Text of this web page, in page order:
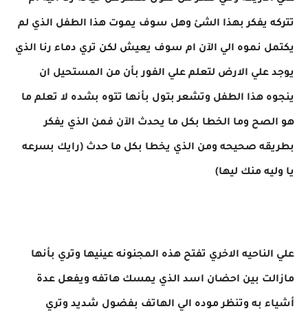
تتركه يفكر بهذا الشئ وهل سوف يموت هذا الطفل الذي لم
يكتمل نموه الي الآن ام سوف يعيش لكن تري دماء رنا الذي
يوجد علي الارض لتعلم علي الفور بأن من المستحيل ان
ينجوه هذا الطفل وتشعر بتول بأنها تتوه بشده لا تعلم ما
هو الصح وما الخطا بكل ما يحدث الآن فمن الذي يفكر
بطريقه صحيحه ومن الذي يخطا بكل ما حدث (رايك بسرعه
يا وليه منك ليها)
علي الناحيه الاخري تفتح هذه المجنونه عينيها وتري بأنها
مازالت بين احضان اسد الذي يمسك هاتفه ويفعل عدة
أشياء به وتنظر موده الي الهاتف بفضول شديد وتري